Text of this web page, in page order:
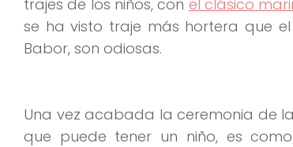
trajes de los niños, con el clásico
se ha visto traje más hortera que
Babor, son odiosas.
Una vez acabada la ceremonia de
que puede tener un niño, es